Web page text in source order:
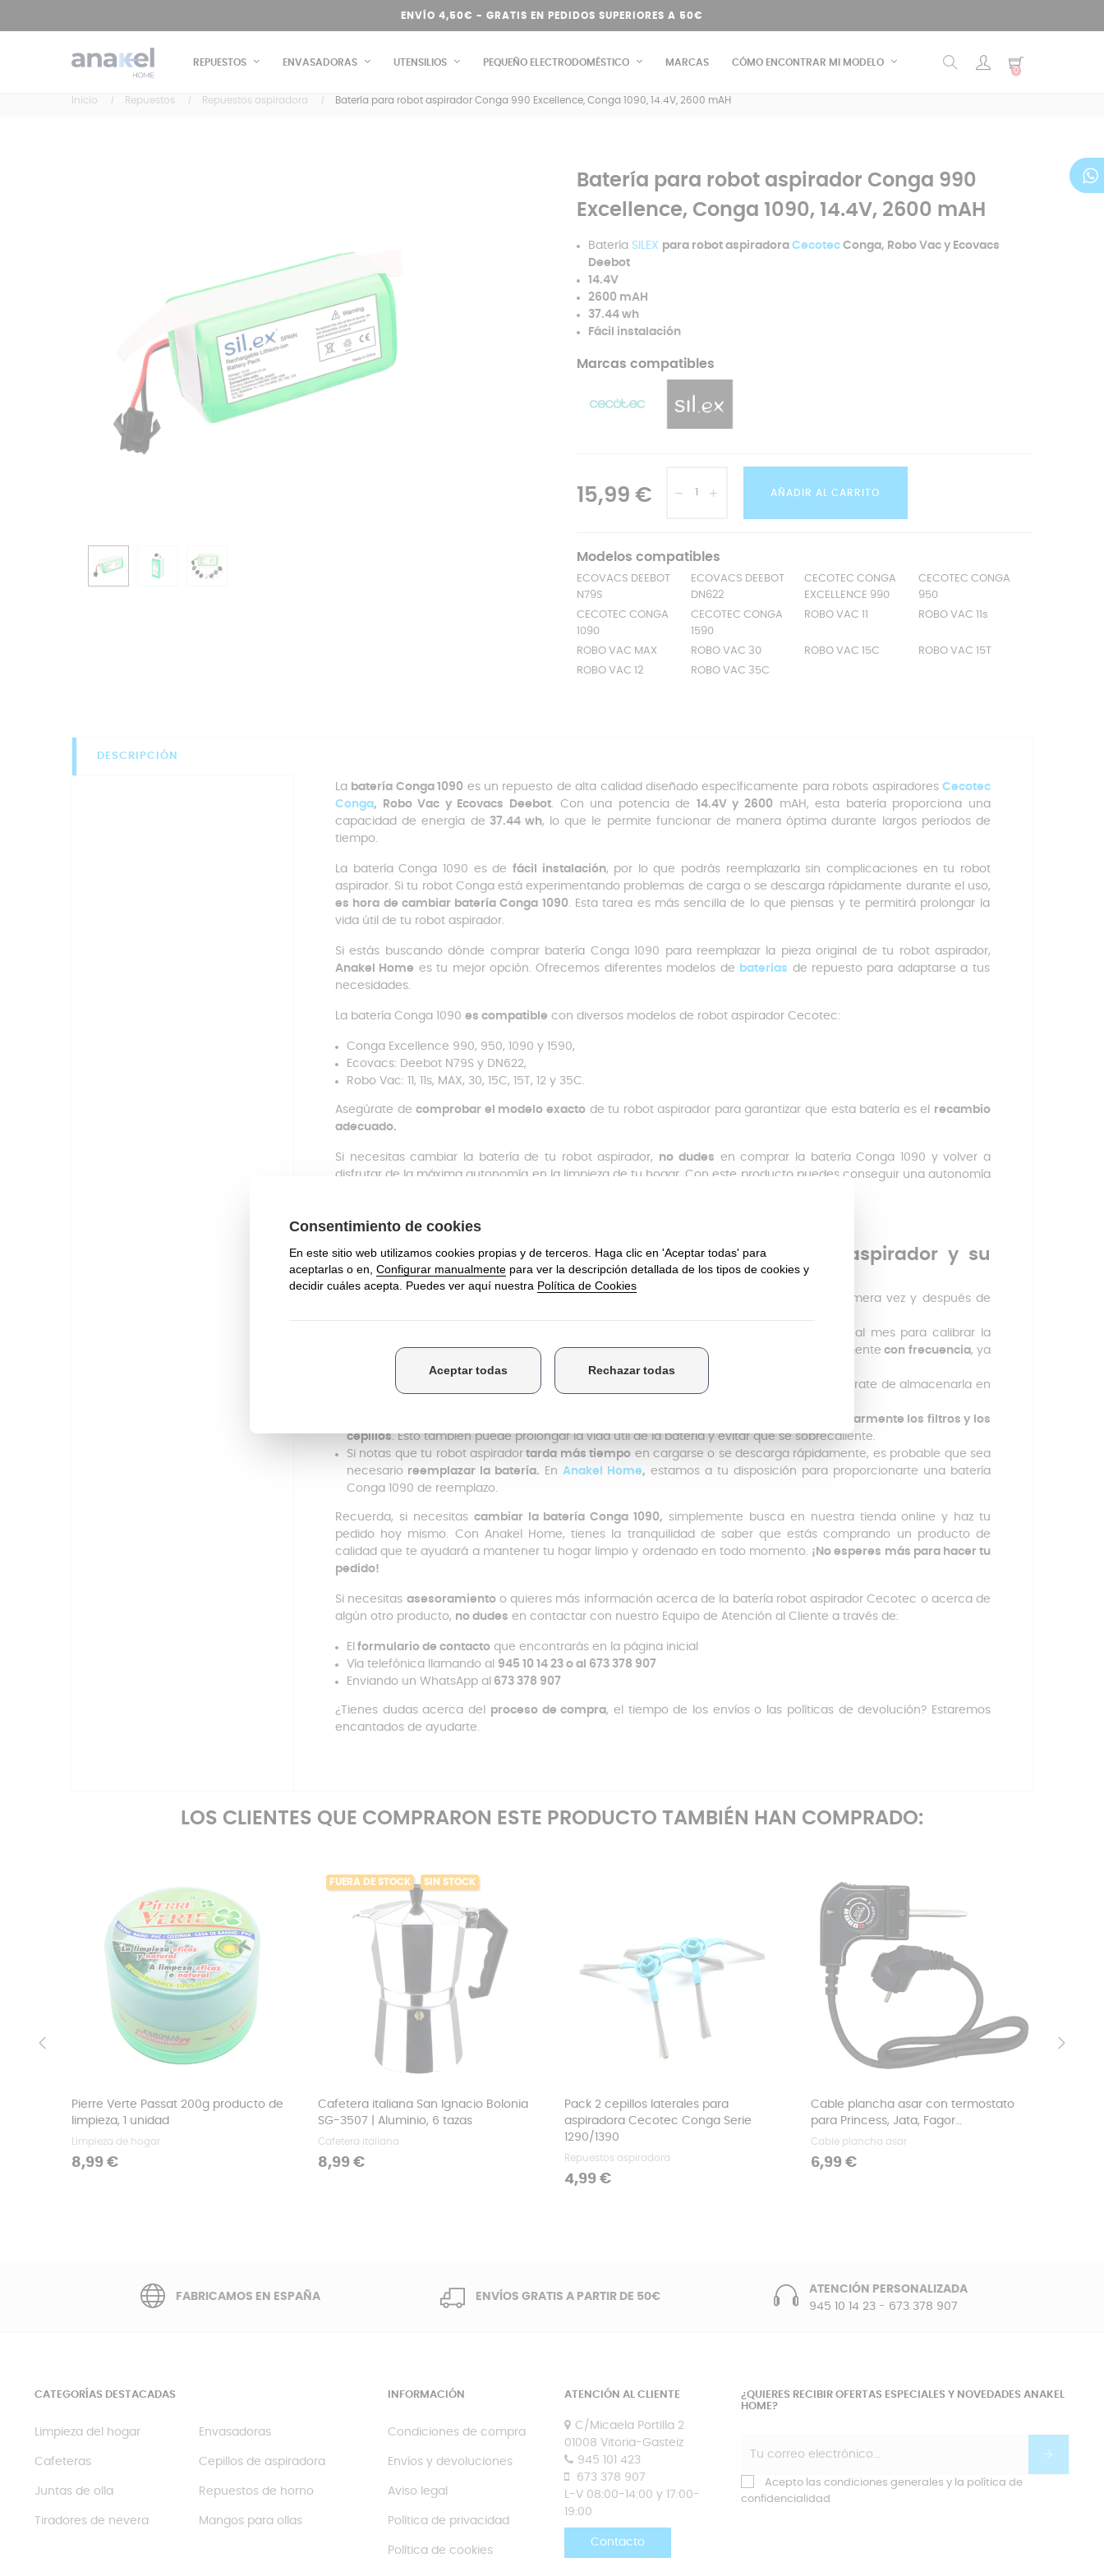
ENVÍO 4,50€ - GRATIS EN PEDIDOS SUPERIORES A 50€
REPUESTOS ENVASADORAS UTENSILIOS PEQUEÑO ELECTRODOMÉSTICO MARCAS CÓMO ENCONTRAR MI MODELO
0
Inicio Repuestos Repuestos aspiradora Batería para robot aspirador Conga 990 Excellence, Conga 1090, 14.4V, 2600 mAH
Batería para robot aspirador Conga 990
Excellence, Conga 1090, 14.4V, 2600 mAH
Batería SILEX para robot aspiradora Cecotec Conga, Robo Vac y Ecovacs
Deebot
14.4V
2600 mAH
37.44 wh
Fácil instalación
Marcas compatibles
15,99 € AÑADIR AL CARRITO
Modelos compatibles
ECOVACS DEEBOT
N79S
ECOVACS DEEBOT
DN622
CECOTEC CONGA
EXCELLENCE 990
CECOTEC CONGA
950
CECOTEC CONGA
1090
CECOTEC CONGA
1590
ROBO VAC 11 ROBO VAC 11s
ROBO VAC MAX ROBO VAC 30 ROBO VAC 15C
ROBO VAC 15T
ROBO VAC 12
ROBO VAC 35C
DESCRIPCIÓN
La batería Conga 1090 es un repuesto de alta calidad diseñado específicamente para robots aspiradoresCecotec
Conga, Robo Vac y Ecovacs Deebot. Con una potencia de 14.4V y 2600 mAH, esta batería proporciona una
capacidad de energía de 37.44 wh, lo que le permite funcionar de manera óptima durante largos períodos de
tiempo.
La batería Conga 1090 es de fácil instalación, por lo que podrás reemplazarla sin complicaciones en tu robot
aspirador. Si tu robot Conga está experimentando problemas de carga o se descarga rápidamente durante el uso,
es hora de cambiar batería Conga 1090 . Esta tarea es más sencilla de lo que piensas y te permitirá prolongar la
vida útil de tu robot aspirador.
Si estás buscando dónde comprar batería Conga 1090 para reemplazar la pieza original de tu robot aspirador,
Anakel Home es tu mejor opción. Ofrecemos diferentes modelos de baterías de repuesto para adaptarse a tus
necesidades.
La batería Conga 1090 es compatible con diversos modelos de robot aspirador Cecotec:
Conga Excellence 990, 950, 1090 y 1590,
Ecovacs: Deebot N79S y DN622,
Robo Vac: 11, 11s, MAX, 30, 15C, 15T, 12 y 35C.
Asegúrate decomprobar el modelo exactode tu robot aspirador para garantizar que esta batería es el recambio
adecuado.
Si necesitas cambiar la batería de tu robot aspirador, no dudes en comprar la batería Conga 1090 y volver a
disfrutar de la máxima autonomía en la limpieza de tu hogar. Con este producto puedes conseguir una autonomía
También disponemos de repuestos ideales para
Consejos para el buen mantenimiento de tu robot aspirador y su
batería:
la batería Conga 990 antes de utilizarla por primera vez y después de
al menos una vez al mes para calibrar la
duración de la batería. Sin embargo, evita dejar que la batería se descargue completamente con frecuencia, ya
que esto puede acortar su vida útil.
Si no vas a utilizar tu robot aspirador y su batería durante un
período prolongado
, asegúrate de almacenarla en
limpiar regularmente los filtros y los
cepillos. Esto también puede prolongar la vida útil de la batería y evitar que se sobrecaliente.
Si notas que tu robot aspiradortarda más tiempo en cargarse o se descarga rápidamente, es probable que sea
necesario reemplazar la batería. En Anakel Home, estamos a tu disposición para proporcionarte una batería
Conga 1090 de reemplazo.
Recuerda, si necesitas cambiar la batería Conga 1090, simplemente busca en nuestra tienda online y haz tu
pedido hoy mismo. Con Anakel Home, tienes la tranquilidad de saber que estás comprando un producto de
calidad que te ayudará a mantener tu hogar limpio y ordenado en todo momento. ¡No esperes más para hacer tu
pedido!
Si necesitas asesoramientoo quieres más información acerca de la batería robot aspirador Cecotec o acerca de
algún otro producto, no dudes en contactar con nuestro Equipo de Atención al Cliente a través de:
El formulario de contacto que encontrarás en la página inicial
Vía telefónica llamando al 945 10 14 23 o al 673 378 907
Enviando un WhatsApp al 673 378 907
¿Tienes dudas acerca del proceso de compra, el tiempo de los envíos o las políticas de devolución? Estaremos
encantados de ayudarte.
LOS CLIENTES QUE COMPRARON ESTE PRODUCTO TAMBIÉN HAN COMPRADO:
Pierre Verte Passat 200g producto de
limpieza, 1 unidad
Limpieza de hogar
Precio
8,99 €
FUERA DE STOCK SIN STOCK
Cafetera italiana San Ignacio Bolonia
SG-3507 | Aluminio, 6 tazas
Cafetera italiana
Precio
8,99 €
Pack 2 cepillos laterales para
aspiradora Cecotec Conga Serie
1290/1390
Repuestos aspiradora
Precio
4,99 €
Cable plancha asar con termostato
para Princess, Jata, Fagor…
Cable plancha asar
Precio
6,99 €
FABRICAMOS EN ESPAÑA ENVÍOS GRATIS A PARTIR DE 50€
ATENCIÓN PERSONALIZADA
945 10 14 23 - 673 378 907
CATEGORÍAS DESTACADAS
Limpieza del hogar Envasadoras
Cafeteras Cepillos de aspiradora
Juntas de olla Repuestos de horno
Tiradores de nevera Mangos para ollas
INFORMACIÓN
Condiciones de compra
Envíos y devoluciones
Aviso legal
Política de privacidad
Política de cookies
ATENCIÓN AL CLIENTE
C/Micaela Portilla 2
01008 Vitoria-Gasteiz
945 101 423
673 378 907
L-V 08:00-14:00 y 17:00-
19:00
Contacto
¿QUIERES RECIBIR OFERTAS ESPECIALES Y NOVEDADES ANAKEL
HOME?
Acepto las condiciones generales y la política de
confidencialidad